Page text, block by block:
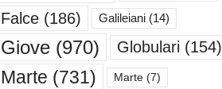
Falce(186) Galileiani(14)
Giove(970) Globulari (154)
Marte (731) Marte(7)